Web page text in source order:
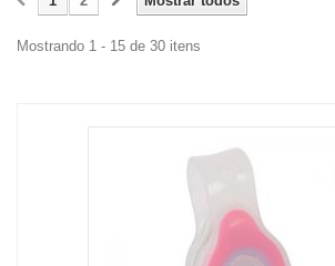
Mostrando 1 - 15 de 30 itens